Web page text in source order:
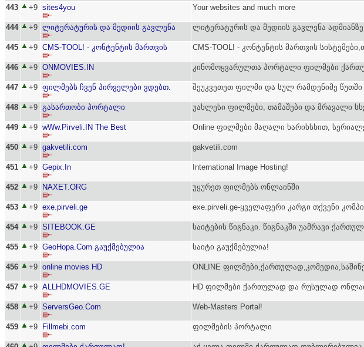
443 +9 sites4you
▤⇠
Your websites and much more
444 +9 ლიტერატურის და მედიის გავლენა
▤⇠
ლიტერატურის და მედიის გავლენა ადმიანზე
445 +9 CMS-TOOL! - კონტენტის მართვის
▤⇠
CMS-TOOL! - კონტენტის მართვის
446 +9 ONMOVIES.IN
▤⇠
კინომოყვარულთა პორტალი ფილმები
447 +9 ფილმებს ჩვენ პირველები ვდებთ.
▤⇠
შეუკვეთეთ ფილმი და სულ რამდენიმე
448 +9 გასართობი პორტალი
▤⇠
უახლესი ფილმები, თამაშები და მრავალი
449 +9 wWw.Pirveli.IN The Best
▤⇠
Online ფილმები მაღალი ხარიხსხით,
450 +9 gakvetili.com
▤⇠
gakvetili.com
451 +9 Gepix.In
▤⇠
International Image Hosting!
452 +9 NAXET.ORG
▤⇠
უყურეთ ფილმებს ონლაინში
453 +9 exe.pirveli.ge
▤⇠
exe.pirveli.ge-ყველაფერი კარგი თქვენი
454 +9 SITEBOOK.GE
▤⇠
საიტების წიგნაკი. წიგნაკში უამრავი
455 +9 GeoHopa.Com გაუქმებულია
▤⇠
საიტი გაუქმებულია!
456 +9 online movies HD
▤⇠
ONLINE
457 +9 ALLHDMOVIES.GE
▤⇠
HD ფილმები ქართულად და რუსულად
458 +9 ServersGeo.Com
▤⇠
Web-Masters Portal!
459 +9 Fillmebi.com
▤⇠
ფილმების პორტალი